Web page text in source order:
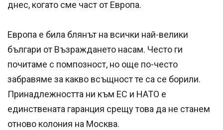
днес, когато сме част от Европа.
Европа е била блянът на всички най-велики
българи от Възраждането насам. Често ги
почитаме с помпозност, но още по-често
забравяме за какво всъщност те са се борили.
Принадлежността ни към ЕС и НАТО е
единствената гаранция срещу това да не станем
отново колония на Москва.